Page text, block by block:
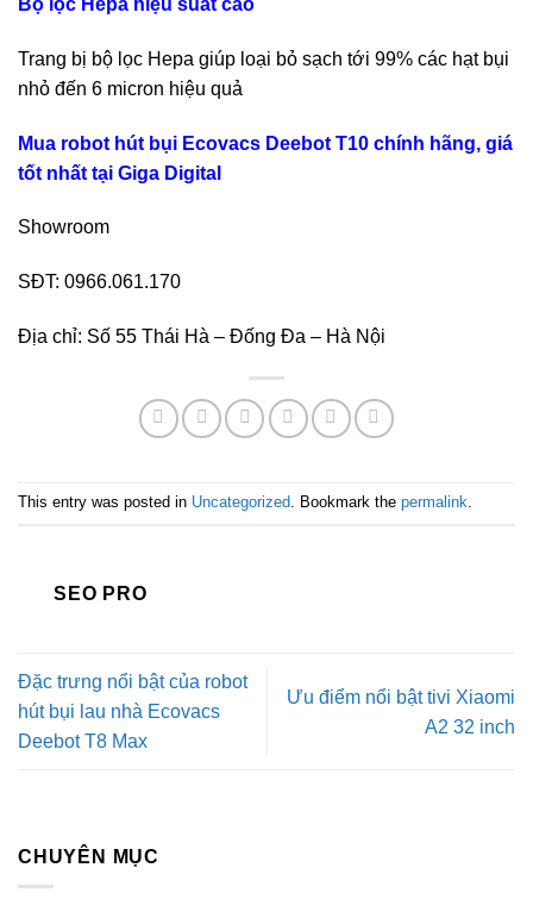
Bộ lọc Hepa hiệu suất cao
Trang bị bộ lọc Hepa giúp loại bỏ sạch tới 99% các hạt bụi
nhỏ đến 6 micron hiệu quả
Mua robot hút bụi Ecovacs Deebot T10 chính hãng, giá
tốt nhất tại Giga Digital
Showroom
SĐT: 0966.061.170
Địa chỉ: Số 55 Thái Hà – Đống Đa – Hà Nội
This entry was posted in Uncategorized. Bookmark the permalink.
SEO PRO
Đặc trưng nổi bật của robot
hút bụi lau nhà Ecovacs
Deebot T8 Max
Ưu điểm nổi bật tivi Xiaomi
A2 32 inch
CHUYÊN MỤC